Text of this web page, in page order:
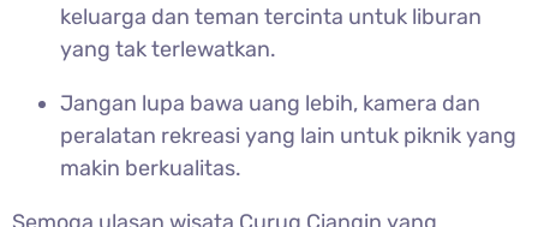
keluarga dan teman tercinta untuk liburan
yang tak terlewatkan.
Jangan lupa bawa uang lebih, kamera dan
peralatan rekreasi yang lain untuk piknik yang
makin berkualitas.